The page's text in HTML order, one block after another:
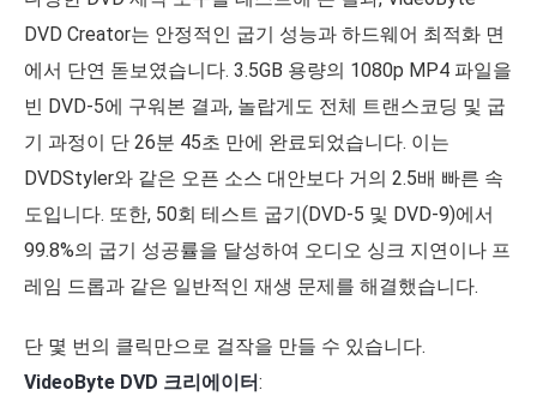
DVD Creator는 안정적인 굽기 성능과 하드웨어 최적화 면
에서 단연 돋보였습니다. 3.5GB 용량의 1080p MP4 파일을
빈 DVD-5에 구워본 결과, 놀랍게도 전체 트랜스코딩 및 굽
기 과정이 단 26분 45초 만에 완료되었습니다. 이는
DVDStyler와 같은 오픈 소스 대안보다 거의 2.5배 빠른 속
도입니다. 또한, 50회 테스트 굽기(DVD-5 및 DVD-9)에서
99.8%의 굽기 성공률을 달성하여 오디오 싱크 지연이나 프
레임 드롭과 같은 일반적인 재생 문제를 해결했습니다.
단 몇 번의 클릭만으로 걸작을 만들 수 있습니다.
VideoByte DVD 크리에이터: